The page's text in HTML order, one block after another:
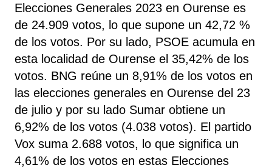
Elecciones Generales 2023 en Ourense es
de 24.909 votos, lo que supone un 42,72 %
de los votos. Por su lado, PSOE acumula en
esta localidad de Ourense el 35,42% de los
votos. BNG reúne un 8,91% de los votos en
las elecciones generales en Ourense del 23
de julio y por su lado Sumar obtiene un
6,92% de los votos (4.038 votos). El partido
Vox suma 2.688 votos, lo que significa un
4,61% de los votos en estas Elecciones